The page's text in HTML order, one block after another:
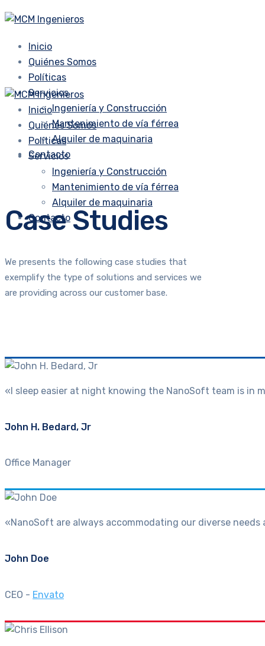
Inicio
Quiénes Somos
Políticas
Servicios
Ingeniería y Construcción
Mantenimiento de vía férrea
Alquiler de maquinaria
Contacto
Inicio
Quiénes Somos
Políticas
Servicios
Ingeniería y Construcción
Mantenimiento de vía férrea
Alquiler de maquinaria
Contacto
Case Studies
We presents the following case studies that
exemplify the type of solutions and services we
are providing across our customer base.
«I sleep easier at night knowing the NanoSoft team is in
John H. Bedard, Jr
Office Manager
«NanoSoft are always accommodating our diverse
John Doe
CEO - Envato